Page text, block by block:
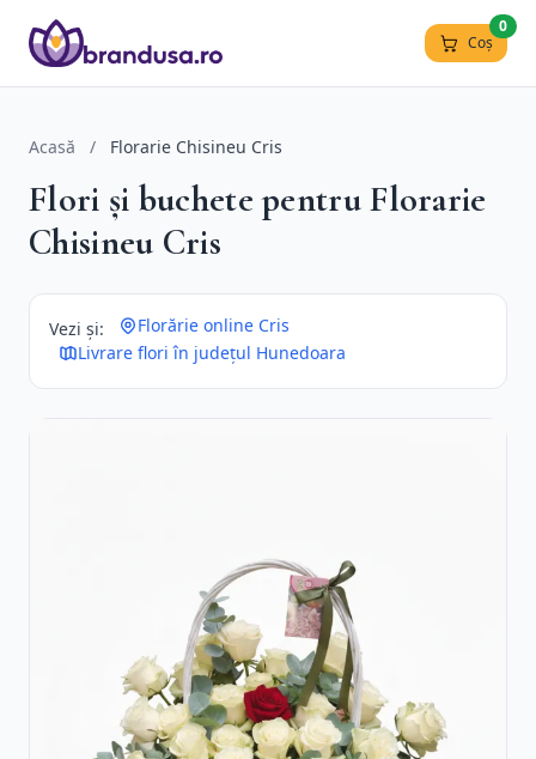
Coș
0
Acasă / Florarie Chisineu Cris
Flori și buchete pentru Florarie
Chisineu Cris
Vezi și:
Florărie online Cris
Livrare flori în județul Hunedoara